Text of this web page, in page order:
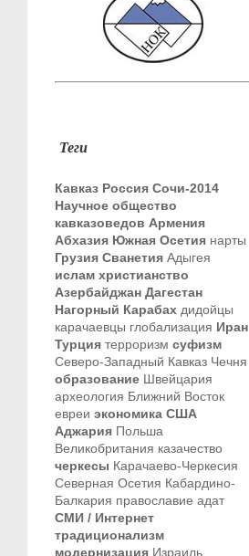
Теги
Кавказ Россия Сочи-2014
Научное общество
кавказоведов Армения
Абхазия Южная Осетия нарты
Грузия Сванетия Адыгея
ислам христианство
Азербайджан Дагестан
Нагорный Карабах дидойцы
карачаевцы глобализация Иран
Турция терроризм суфизм
Северо-Западный Кавказ Чечня
образование Швейцария
археология Ближний Восток
евреи экономика США
Аджария Польша
Великобритания казачество
черкесы Карачаево-Черкесия
Северная Осетия Кабардино-
Балкария православие адат
СМИ / Интернет
традиционализм
модернизация Израиль